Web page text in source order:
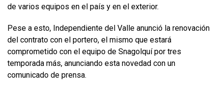
de varios equipos en el país y en el exterior.
Pese a esto, Independiente del Valle anunció la renovación
del contrato con el portero, el mismo que estará
comprometido con el equipo de Snagolquí por tres
temporada más, anunciando esta novedad con un
comunicado de prensa.